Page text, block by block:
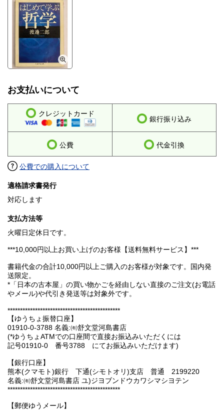
お支払いについて
クレジットカード
銀行振り込み
公費 代金引換
公費での購入について
適格請求書発行
対応します
支払方法等
火曜日定休日です。
***10,000円以上お買い上げのお客様【送料無料サービス】***
書籍代金の合計10,000円以上ご購入のお客様が対象です。国内発
送限定。
*「日本の古本屋」の買い物かごを経由しない直接のご注文(お電話
やメール)や代引き発送等は対象外です。
*********************************************
【ゆうちょ振替口座】
01910-0-3788 名義:㈲舒文堂河島書店
(*ゆうちょATMでの口座間で直接お振込みいただくには
記号01910-0 番号3788 にてお振込みいただけます)
【銀行口座】
熊本(クマモト)銀行 下通(シモトオリ)支店 普通 2199220
名義:㈲舒文堂河島書店 ユ)ジヨブンドウカワシマシヨテン
*********************************************
【郵便ゆうメール】